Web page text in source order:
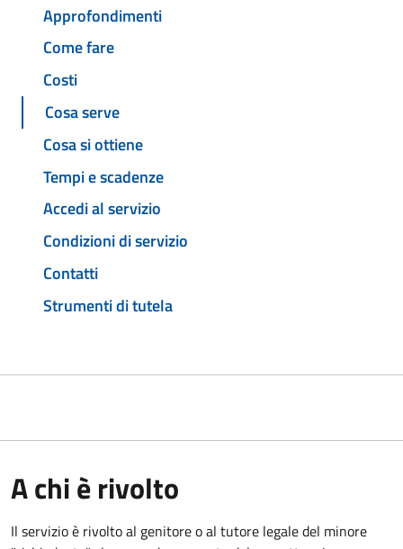
Approfondimenti
Come fare
Costi
Cosa serve
Cosa si ottiene
Tempi e scadenze
Accedi al servizio
Condizioni di servizio
Contatti
Strumenti di tutela
A chi è rivolto
Il servizio è rivolto al genitore o al tutore legale del minore